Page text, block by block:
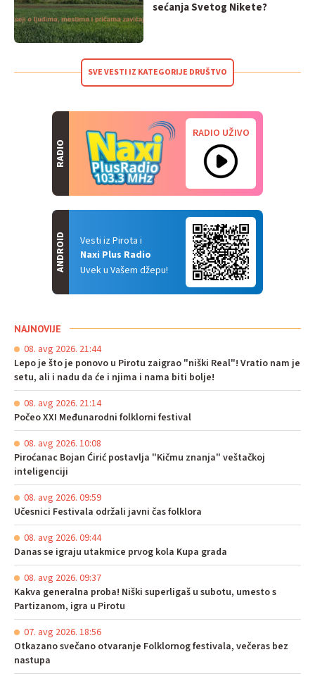
sećanja Svetog Nikete?
SVE VESTI IZ KATEGORIJE DRUŠTVO
RADIO
RADIO UŽIVO
Vesti iz Pirota i
Naxi Plus Radio
Uvek u Vašem džepu!
ANDROID
NAJNOVIJE
08. avg 2026. 21:44
Lepo je što je ponovo u Pirotu zaigrao "niški Real"! Vratio nam je
setu, ali i nadu da će i njima i nama biti bolje!
08. avg 2026. 21:14
Počeo XXI Međunarodni folklorni festival
08. avg 2026. 10:08
Piroćanac Bojan Ćirić postavlja "Kičmu znanja" veštačkoj
inteligenciji
08. avg 2026. 09:59
Učesnici Festivala održali javni čas folklora
08. avg 2026. 09:44
Danas se igraju utakmice prvog kola Kupa grada
08. avg 2026. 09:37
Kakva generalna proba! Niški superligaš u subotu, umesto s
Partizanom, igra u Pirotu
07. avg 2026. 18:56
Otkazano svečano otvaranje Folklornog festivala, večeras bez
nastupa